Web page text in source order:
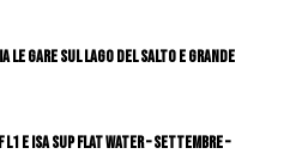
le gare sul Lago del Salto e grande
L1 e ISA SUP Flat Water – SETTEMBRE –